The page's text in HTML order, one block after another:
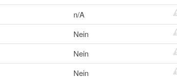
n/A
Nein
Nein
Nein